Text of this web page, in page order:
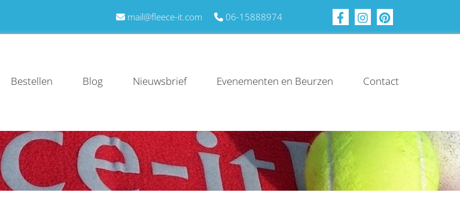
 mail@fleece-it.com  06-15888974
Bestellen Blog Nieuwsbrief Evenementen en Beurzen Contact